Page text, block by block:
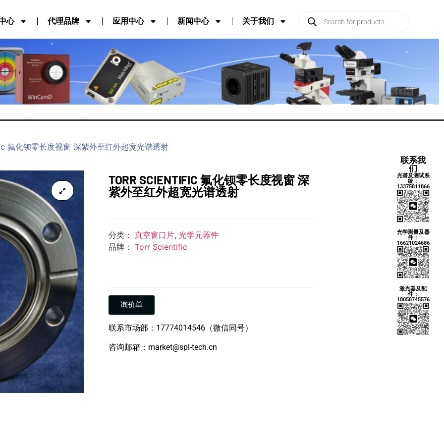
心 代理品牌 应用中心 新闻中心 关于我们
联系我
们
光谱及测试系
统：
13375811866
光学测量及器
件：
16621024686
激光器及配
件：
18058745576
化钡零长度视窗 深紫外至红外超宽光谱透射
TORR SCIENTIFIC 氟化钡零长度视窗 深
紫外至红外超宽光谱透射
分类： 真空窗口片, 光学元器件
品牌： Torr Scientific
询价单
联系市场部：17774014546（微信同号）
咨询邮箱：market@spl-tech.cn